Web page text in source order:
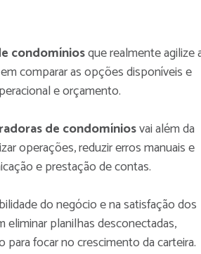
condomíniosque realmente agilize
comparar as opções disponíveis e
e orçamento.
de condomíniosvai além da
operações, reduzir erros manuais e
e prestação de contas.
do negócio e na satisfação dos
eliminar planilhas desconectadas,
focar no crescimento da carteira.